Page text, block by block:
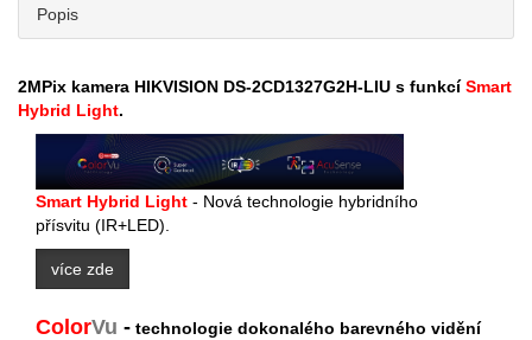
Popis
2MPix kamera HIKVISION DS-2CD1327G2H-LIU s funkcíSmart
Hybrid Light.
Smart Hybrid Light - Nová technologie hybridního
přísvitu (IR+LED).
více zde
ColorVu - technologie dokonalého barevného vidění